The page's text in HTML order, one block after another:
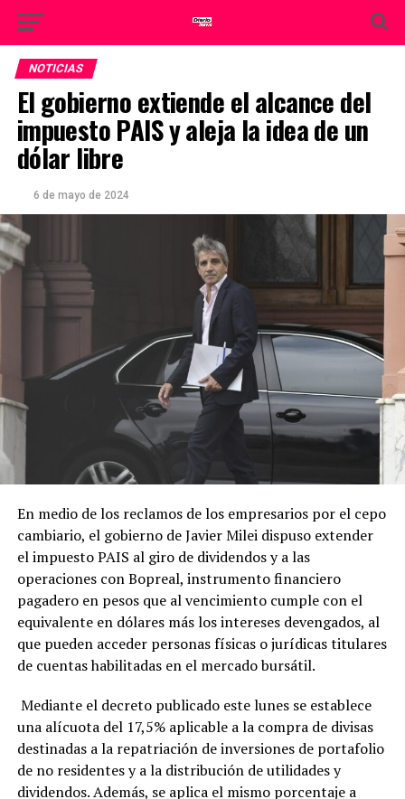
NOTICIAS
El gobierno extiende el alcance del
impuesto PAIS y aleja la idea de un
dólar libre
6 de mayo de 2024
En medio de los reclamos de los empresarios por el cepo
cambiario, el gobierno de Javier Milei dispuso extender
el impuesto PAIS al giro de dividendos y a las
operaciones con Bopreal, instrumento financiero
pagadero en pesos que al vencimiento cumple con el
equivalente en dólares más los intereses devengados, al
que pueden acceder personas físicas o jurídicas titulares
de cuentas habilitadas en el mercado bursátil.
Mediante el decreto publicado este lunes se establece
una alícuota del 17,5% aplicable a la compra de divisas
destinadas a la repatriación de inversiones de portafolio
de no residentes y a la distribución de utilidades y
dividendos. Además, se aplica el mismo porcentaje a